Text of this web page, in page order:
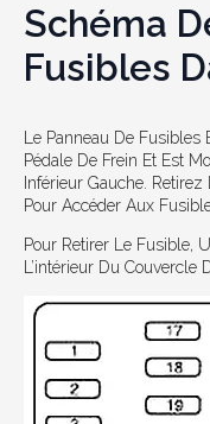
Schéma
Fusibles
Le Panneau De
Pédale De Frein Et Est
Inférieur Gauche.
Pour Accéder Aux
Pour Retirer Le Fusible,
L’intérieur Du Couvercle